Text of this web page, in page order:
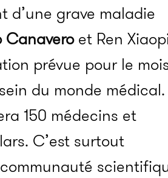
d’une grave maladie
Canaveroet Ren
prévue pour le
du monde médical.
150 médecins et
C’est surtout